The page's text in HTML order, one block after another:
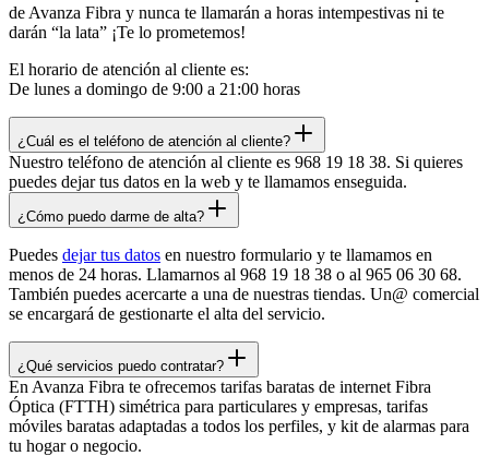
de Avanza Fibra y nunca te llamarán a horas intempestivas ni te
darán “la lata” ¡Te lo prometemos!
El horario de atención al cliente es:
De lunes a domingo de 9:00 a 21:00 horas
¿Cuál es el teléfono de atención al cliente?
Nuestro teléfono de atención al cliente es 968 19 18 38. Si quieres
puedes dejar tus datos en la web y te llamamos enseguida.
¿Cómo puedo darme de alta?
Puedes dejar tus datos en nuestro formulario y te llamamos en
menos de 24 horas. Llamarnos al 968 19 18 38 o al 965 06 30 68.
También puedes acercarte a una de nuestras tiendas. Un@ comercial
se encargará de gestionarte el alta del servicio.
¿Qué servicios puedo contratar?
En Avanza Fibra te ofrecemos tarifas baratas de internet Fibra
Óptica (FTTH) simétrica para particulares y empresas, tarifas
móviles baratas adaptadas a todos los perfiles, y kit de alarmas para
tu hogar o negocio.